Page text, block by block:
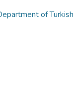
of